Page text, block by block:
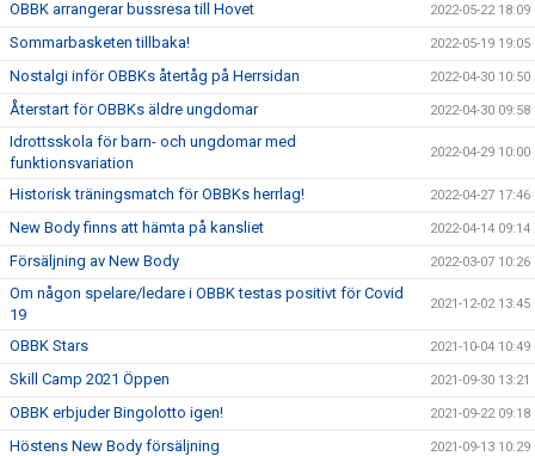
OBBK arrangerar bussresa till Hovet 2022-05-22 18:09
Sommarbasketen tillbaka! 2022-05-19 19:05
Nostalgi inför OBBKs återtåg på Herrsidan 2022-04-30 10:50
Återstart för OBBKs äldre ungdomar 2022-04-30 09:58
Idrottsskola för barn- och ungdomar med
funktionsvariation
2022-04-29 10:00
Historisk träningsmatch för OBBKs herrlag! 2022-04-27 17:46
New Body finns att hämta på kansliet 2022-04-14 09:14
Försäljning av New Body 2022-03-07 10:26
Om någon spelare/ledare i OBBK testas positivt för Covid
19
2021-12-02 13:45
OBBK Stars 2021-10-04 10:49
Skill Camp 2021 Öppen 2021-09-30 13:21
OBBK erbjuder Bingolotto igen! 2021-09-22 09:18
Höstens New Body försäljning 2021-09-13 10:29